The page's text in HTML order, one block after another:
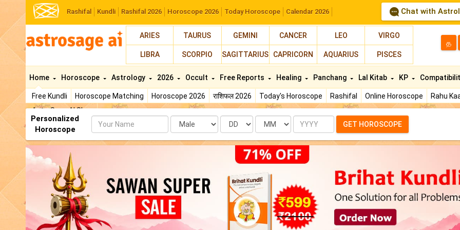
Rashifal Kundli Rashifal 2026 Horoscope 2026 Today Horoscope Calendar 2026 Chat with
ARIES TAURUS GEMINI CANCER LEO VIRGO
LIBRA SCORPIO SAGITTARIUS CAPRICORN AQUARIUS PISCES
த
Home
Free Kundli Horoscope Matching Horoscope 2026 राशिफल 2026 Today's Horoscope Rashifal Online Horoscope Rahu
AstroSage AI Shop
Horoscope Astrology 2026 Occult Free Reports Healing Panchang Lal Kitab KP
Personalized
Horoscope
Name Date Month Year GET HOROSCOPE